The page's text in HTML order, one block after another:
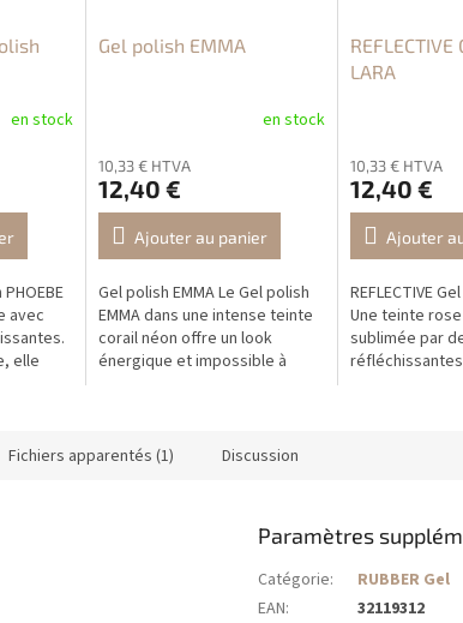
en stock
avec
elle
Gel polish EMMA
en stock
10,33 € HTVA
12,40 €
Ajouter au panier
Gel polish EMMA Le Gel polish
EMMA dans une intense teinte
corail néon offre un look
énergique et impossible à
LARA
10,33 € HTVA
12,40 €
Ajouter
REFLECTIVE
Une teinte
sublimée par
Fichiers apparentés (1) Discussion
Paramètres
Catégorie:
RUBBER Gel
EAN:
32119312